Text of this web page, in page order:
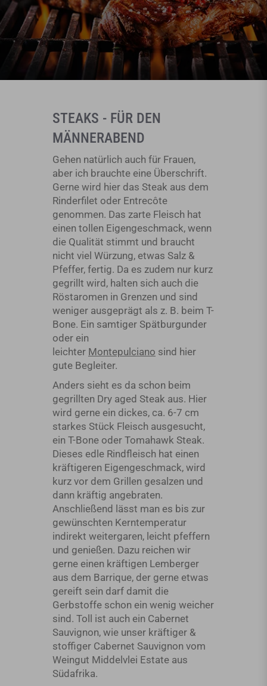
STEAKS - FÜR DEN
MÄNNERABEND
Gehen natürlich auch für Frauen,
aber ich brauchte eine Überschrift.
Gerne wird hier das Steak aus dem
Rinderfilet oder Entrecôte
genommen. Das zarte Fleisch hat
einen tollen Eigengeschmack, wenn
die Qualität stimmt und braucht
nicht viel Würzung, etwas Salz &
Pfeffer, fertig. Da es zudem nur kurz
gegrillt wird, halten sich auch die
Röstaromen in Grenzen und sind
weniger ausgeprägt als z. B. beim T-
Bone. Ein samtiger Spätburgunder
oder ein
leichter Montepulciano sind hier
gute Begleiter.
Anders sieht es da schon beim
gegrillten Dry aged Steak aus. Hier
wird gerne ein dickes, ca. 6-7 cm
starkes Stück Fleisch ausgesucht,
ein T-Bone oder Tomahawk Steak.
Dieses edle Rindfleisch hat einen
kräftigeren Eigengeschmack, wird
kurz vor dem Grillen gesalzen und
dann kräftig angebraten.
Anschließend lässt man es bis zur
gewünschten Kerntemperatur
indirekt weitergaren, leicht pfeffern
und genießen. Dazu reichen wir
gerne einen kräftigen Lemberger
aus dem Barrique, der gerne etwas
gereift sein darf damit die
Gerbstoffe schon ein wenig weicher
sind. Toll ist auch ein Cabernet
Sauvignon, wie unser kräftiger &
stoffiger Cabernet Sauvignon vom
Weingut Middelvlei Estate aus
Südafrika.